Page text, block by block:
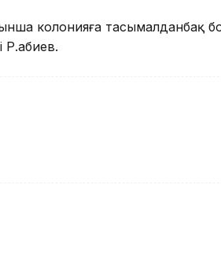
колонияға тасымалданбақ